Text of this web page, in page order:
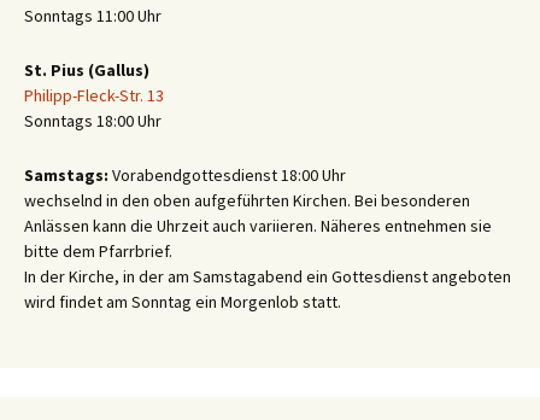
Sonntags 11:00 Uhr
St. Pius (Gallus)
Philipp-Fleck-Str. 13
Sonntags 18:00 Uhr
Samstags: Vorabendgottesdienst 18:00 Uhr
wechselnd in den oben aufgeführten Kirchen. Bei besonderen
Anlässen kann die Uhrzeit auch variieren. Näheres entnehmen sie
bitte dem Pfarrbrief.
In der Kirche, in der am Samstagabend ein Gottesdienst angeboten
wird findet am Sonntag ein Morgenlob statt.